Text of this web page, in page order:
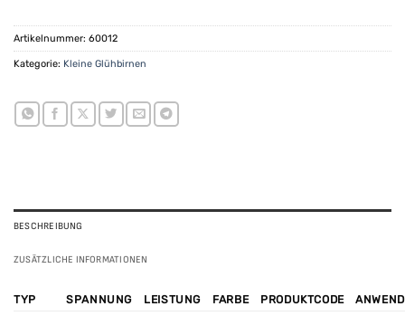
Artikelnummer: 60012
Kategorie: Kleine Glühbirnen
BESCHREIBUNG
ZUSÄTZLICHE INFORMATIONEN
TYP SPANNUNG LEISTUNG FARBE PRODUKTCODE